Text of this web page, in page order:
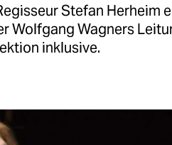
Stefan Herheim
Wolfgang Wagners
inklusive.